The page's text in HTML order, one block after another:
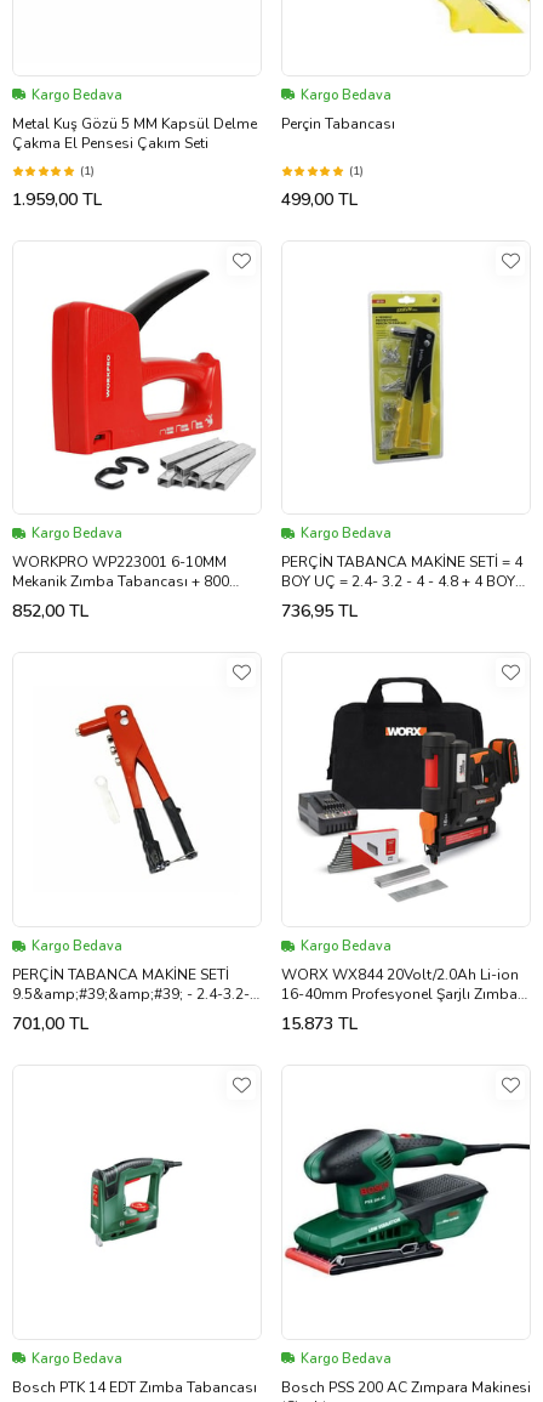
Kargo Bedava
Metal Kuş Gözü 5 MM Kapsül Delme
Çakma El Pensesi Çakım Seti
(1)
1.959,00 TL
Kargo Bedava
Perçin Tabancası
(1)
499,00 TL
Kargo Bedava
WORKPRO WP223001 6-10MM
Mekanik Zımba Tabancası + 800
Adet Zımba
852,00 TL
Kargo Bedava
PERÇİN TABANCA MAKİNE SETİ = 4
BOY UÇ = 2.4- 3.2 - 4 - 4.8 + 4 BOY
KALINLIK X 10PCS=40PCS İĞNE
(5343)
736,95 TL
Kargo Bedava
PERÇİN TABANCA MAKİNE SETİ
9.5&amp;#39;&amp;#39; - 2.4-3.2-
4-4.8 SIZE (5343)
701,00 TL
Kargo Bedava
WORX WX844 20Volt/2.0Ah Li-ion
16-40mm Profesyonel Şarjlı Zımba
Makinesi + 2700 Adet Yedek Zımba
15.873 TL
Kargo Bedava
Bosch PTK 14 EDT Zımba Tabancası
Kargo Bedava
Bosch PSS 200 AC Zımpara Makinesi